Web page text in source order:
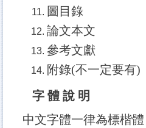
圖目錄
論文本文
參考文獻
附錄(不一定要有)
字 體 說 明
中文字體一律為標楷